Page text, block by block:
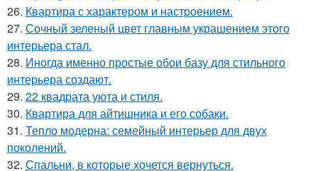
26. Квартира с характером и настроением.
27. Сочный зеленый цвет главным украшением этого
интерьера стал.
28. Иногда именно простые обои базу для стильного
интерьера создают.
29. 22 квадрата уюта и стиля.
30. Квартира для айтишника и его собаки.
31. Тепло модерна: семейный интерьер для двух
поколений.
32. Спальни, в которые хочется вернуться.